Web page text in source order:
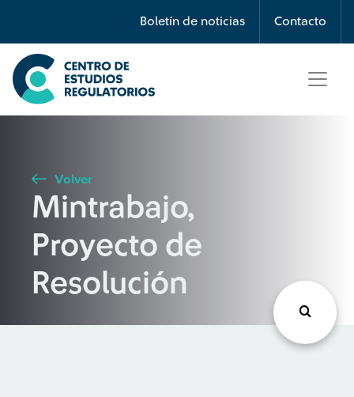
Boletín de noticias Contacto
Búsqueda
Seleccione país
Buscar
Volver
Mintrabajo,
Proyecto de
Resolución